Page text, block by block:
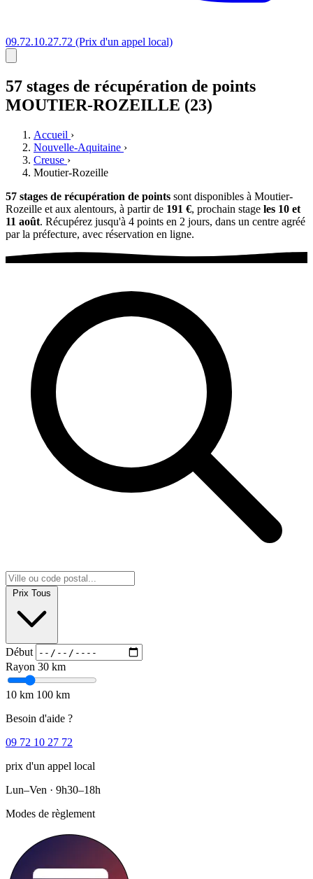
09.72.10.27.72 (Prix d'un appel local)
57 stages de récupération de points
MOUTIER-ROZEILLE (23)
Accueil ›
Nouvelle-Aquitaine ›
Creuse ›
Moutier-Rozeille
57 stages de récupération de points sont disponibles à Moutier-
Rozeille et aux alentours, à partir de 191 €, prochain stage les 10 et
11 août. Récupérez jusqu'à 4 points en 2 jours, dans un centre agréé
par la préfecture, avec réservation en ligne.
Prix Tous
Début
Rayon 30 km
10 km 100 km
Besoin d'aide ?
09 72 10 27 72
prix d'un appel local
Lun–Ven · 9h30–18h
Modes de règlement